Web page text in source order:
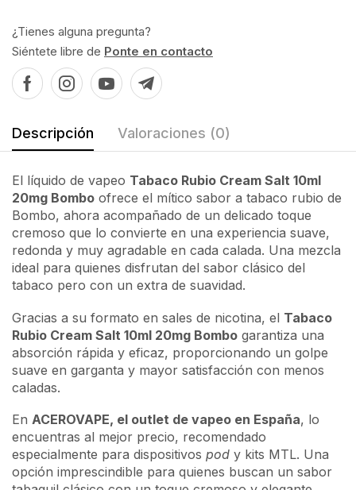
¿Tienes alguna pregunta?
Siéntete libre de Ponte en contacto
Descripción Valoraciones (0)
El líquido de vapeo Tabaco Rubio Cream Salt 10ml
20mg Bombo ofrece el mítico sabor a tabaco rubio de
Bombo, ahora acompañado de un delicado toque
cremoso que lo convierte en una experiencia suave,
redonda y muy agradable en cada calada. Una mezcla
ideal para quienes disfrutan del sabor clásico del
tabaco pero con un extra de suavidad.
Gracias a su formato en sales de nicotina, el Tabaco
Rubio Cream Salt 10ml 20mg Bombo garantiza una
absorción rápida y eficaz, proporcionando un golpe
suave en garganta y mayor satisfacción con menos
caladas.
En ACEROVAPE, el outlet de vapeo en España, lo
encuentras al mejor precio, recomendado
especialmente para dispositivos pod y kits MTL. Una
opción imprescindible para quienes buscan un sabor